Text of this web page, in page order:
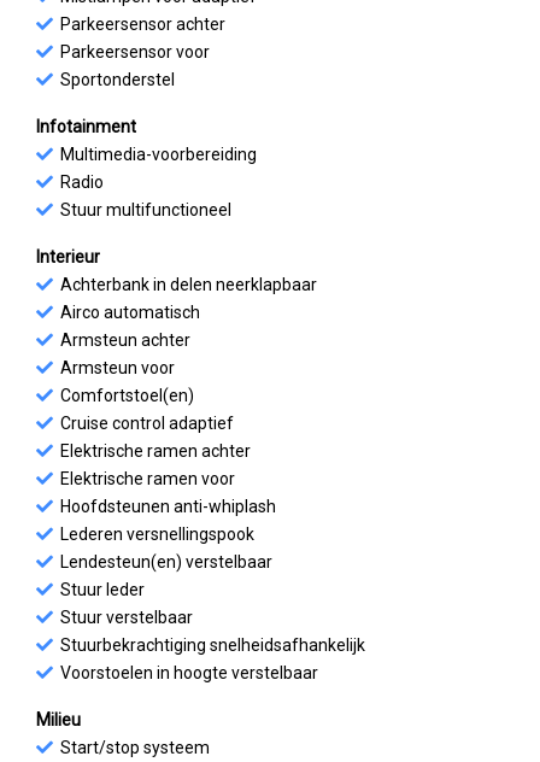
Parkeersensor achter
Parkeersensor voor
Sportonderstel
Infotainment
Multimedia-voorbereiding
Radio
Stuur multifunctioneel
Interieur
Achterbank in delen neerklapbaar
Airco automatisch
Armsteun achter
Armsteun voor
Comfortstoel(en)
Cruise control adaptief
Elektrische ramen achter
Elektrische ramen voor
Hoofdsteunen anti-whiplash
Lederen versnellingspook
Lendesteun(en) verstelbaar
Stuur leder
Stuur verstelbaar
Stuurbekrachtiging snelheidsafhankelijk
Voorstoelen in hoogte verstelbaar
Milieu
Start/stop systeem